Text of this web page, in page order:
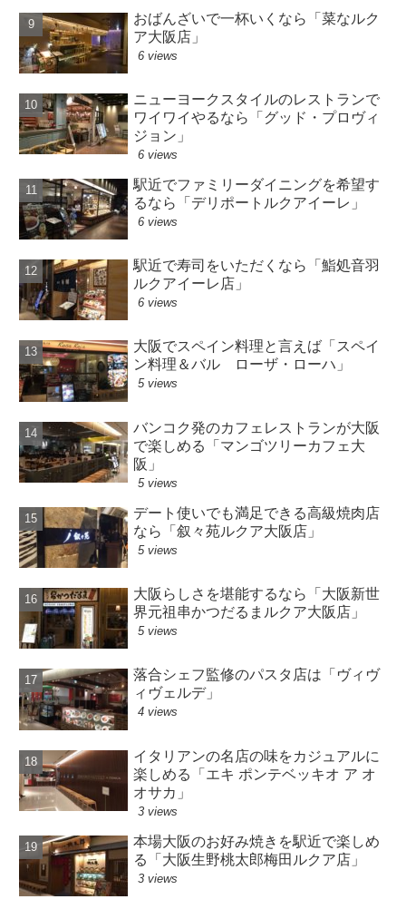
おばんざいで一杯いくなら「菜なルク
ア大阪店」
6 views
ニューヨークスタイルのレストランで
ワイワイやるなら「グッド・プロヴィ
ジョン」
6 views
駅近でファミリーダイニングを希望す
るなら「デリポートルクアイーレ」
6 views
駅近で寿司をいただくなら「鮨処音羽
ルクアイーレ店」
6 views
大阪でスペイン料理と言えば「スペイ
ン料理＆バル ローザ・ローハ」
5 views
バンコク発のカフェレストランが大阪
で楽しめる「マンゴツリーカフェ大
阪」
5 views
デート使いでも満足できる高級焼肉店
なら「叙々苑ルクア大阪店」
5 views
大阪らしさを堪能するなら「大阪新世
界元祖串かつだるまルクア大阪店」
5 views
落合シェフ監修のパスタ店は「ヴィヴ
ィヴェルデ」
4 views
イタリアンの名店の味をカジュアルに
楽しめる「エキ ポンテベッキオ ア オ
オサカ」
3 views
本場大阪のお好み焼きを駅近で楽しめ
る「大阪生野桃太郎梅田ルクア店」
3 views